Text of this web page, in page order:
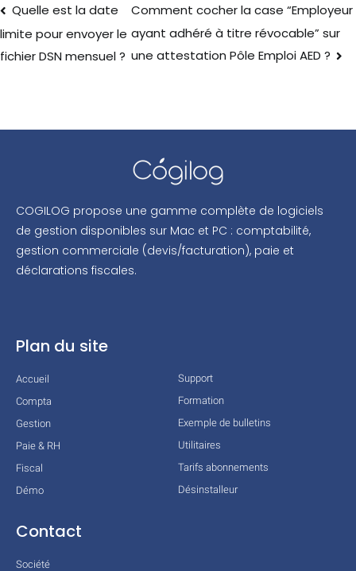
Quelle est la date
limite pour envoyer le
fichier DSN mensuel ?
Comment cocher la case “Employeur
ayant adhéré à titre révocable” sur
une attestation Pôle Emploi AED ?
COGILOG propose une gamme complète de logiciels
de gestion disponibles sur Mac et PC : comptabilité,
gestion commerciale (devis/facturation), paie et
déclarations fiscales.
Plan du site
Accueil
Compta
Gestion
Paie & RH
Fiscal
Démo
Support
Formation
Exemple de bulletins
Utilitaires
Tarifs abonnements
Désinstalleur
Contact
Société